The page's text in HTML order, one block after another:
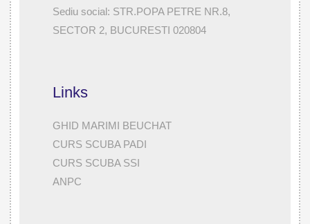
Sediu social: STR.POPA PETRE NR.8,
SECTOR 2, BUCURESTI 020804
Links
GHID MARIMI BEUCHAT
CURS SCUBA PADI
CURS SCUBA SSI
ANPC